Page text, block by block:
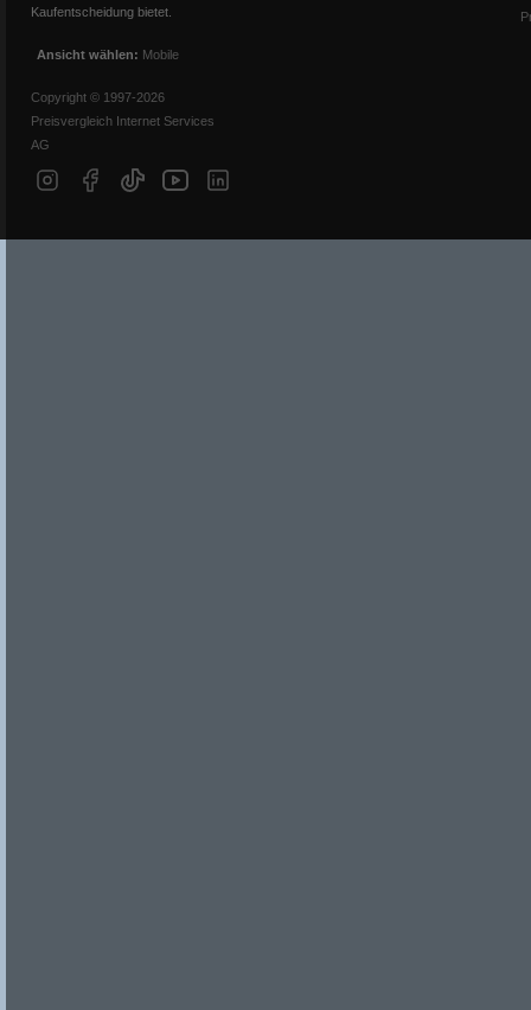
Kaufentscheidung bietet.
Ansicht wählen: Mobile
Copyright © 1997-2026
Preisvergleich Internet Services
AG